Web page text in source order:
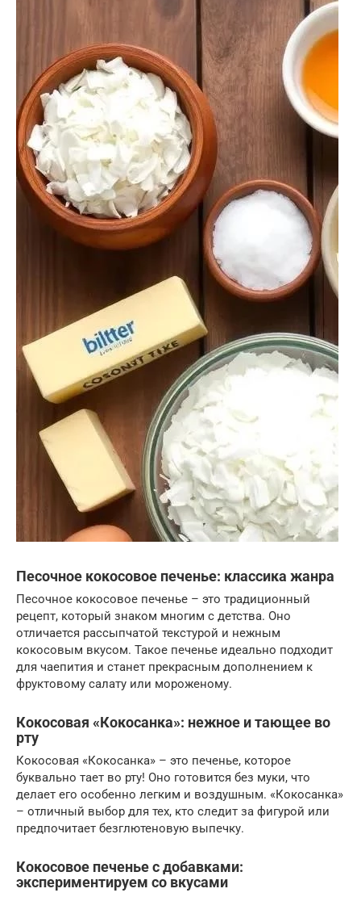
Песочное кокосовое печенье: классика жанра
Песочное кокосовое печенье – это традиционный
рецепт, который знаком многим с детства. Оно
отличается рассыпчатой текстурой и нежным
кокосовым вкусом. Такое печенье идеально подходит
для чаепития и станет прекрасным дополнением к
фруктовому салату или мороженому.
Кокосовая «Кокосанка»: нежное и тающее во
рту
Кокосовая «Кокосанка» – это печенье, которое
буквально тает во рту! Оно готовится без муки, что
делает его особенно легким и воздушным. «Кокосанка»
– отличный выбор для тех, кто следит за фигурой или
предпочитает безглютеновую выпечку.
Кокосовое печенье с добавками:
экспериментируем со вкусами